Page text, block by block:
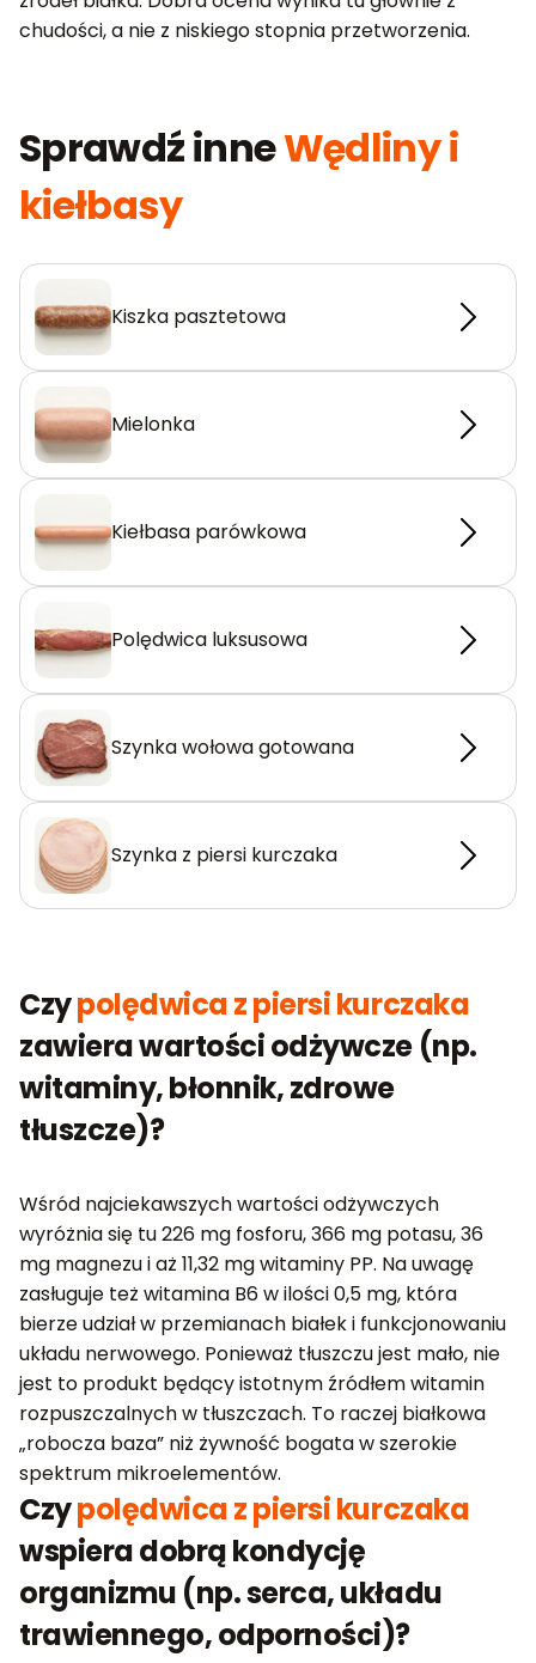
chudości, a nie z niskiego stopnia przetworzenia.
Sprawdź inneWędliny i
kiełbasy
Kiszka pasztetowa
Mielonka
Kiełbasa parówkowa
Polędwica luksusowa
Szynka wołowa gotowana
Szynka z piersi kurczaka
Czypolędwica z piersi kurczaka
zawiera wartości odżywcze (np.
witaminy, błonnik, zdrowe
tłuszcze)?
Wśród najciekawszych wartości odżywczych
wyróżnia się tu 226 mg fosforu, 366 mg potasu, 36
mg magnezu i aż 11,32 mg witaminy PP. Na uwagę
zasługuje też witamina B6 w ilości 0,5 mg, która
bierze udział w przemianach białek i funkcjonowaniu
układu nerwowego. Ponieważ tłuszczu jest mało, nie
jest to produkt będący istotnym źródłem witamin
rozpuszczalnych w tłuszczach. To raczej białkowa
„robocza baza” niż żywność bogata w szerokie
spektrum mikroelementów.
Czypolędwica z piersi kurczaka
wspiera dobrą kondycję
organizmu (np. serca, układu
trawiennego, odporności)?